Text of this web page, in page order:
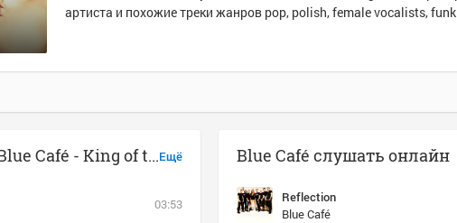
артиста и похожие треки жанров pop, polish, female vocalists, funk
Ещё
Музыка похожая на Blue Café - King of the Top
03:53
Blue Café слушать онлайн
Reflection
Blue Café